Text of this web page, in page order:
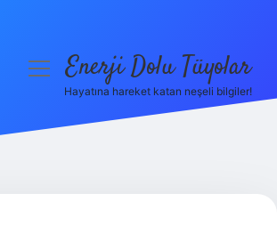
menüyüEnerji Dolu Tüyolar
Hayatına hareket katan neşeli bilgiler!